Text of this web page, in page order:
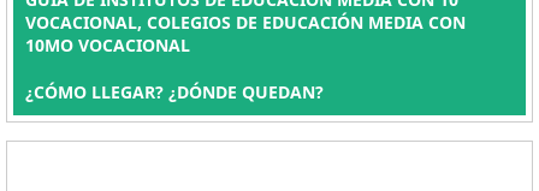
VOCACIONAL, COLEGIOS DE EDUCACIÓN MEDIA CON
10MO VOCACIONAL
¿CÓMO LLEGAR? ¿DÓNDE QUEDAN?